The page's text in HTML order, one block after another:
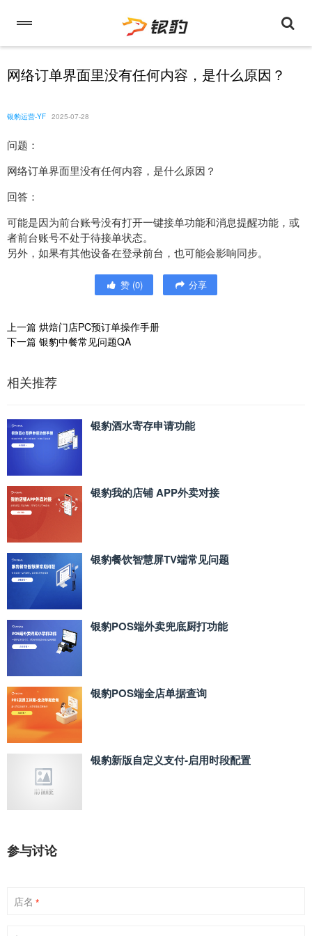
网络订单界面里没有任何内容，是什么原因？
银豹运营-YF 2025-07-28
问题：
网络订单界面里没有任何内容，是什么原因？
回答：
可能是因为前台账号没有打开一键接单功能和消息提醒功能，或
者前台账号不处于待接单状态。
另外，如果有其他设备在登录前台，也可能会影响同步。
赞 (0) 分享
上一篇 烘焙门店PC预订单操作手册
下一篇 银豹中餐常见问题QA
相关推荐
银豹酒水寄存申请功能
银豹我的店铺 APP外卖对接
银豹餐饮智慧屏TV端常见问题
银豹POS端外卖兜底厨打功能
银豹POS端全店单据查询
银豹新版自定义支付‑启用时段配置
参与讨论
店名 *